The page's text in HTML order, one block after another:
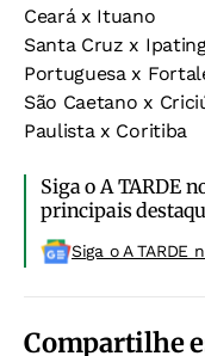
Ceará x Ituano
Santa Cruz x
Portuguesa x
São Caetano x
Paulista x Coritiba
Siga o A TARDE
principais
Siga o A TARDE
Compartilhe